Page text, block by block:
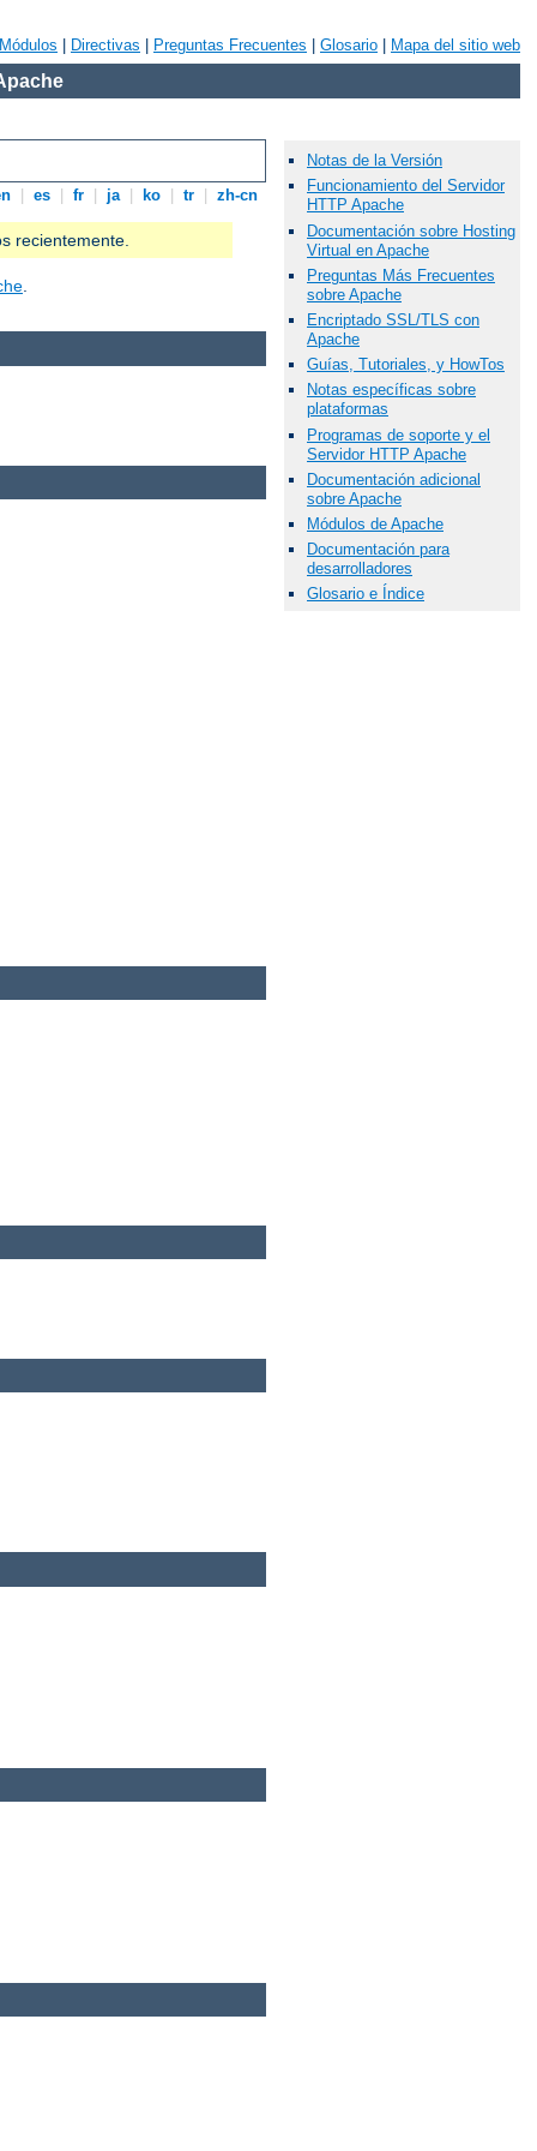
Módulos Directivas Preguntas Frecuentes Glosario Mapa del sitio web
es fr ja ko tr zh-cn
recientemente.
.
Notas de la Versión
Funcionamiento del Servidor
HTTP Apache
Documentación sobre Hosting
Virtual en Apache
Preguntas Más Frecuentes
sobre Apache
Encriptado SSL/TLS con
Apache
Guías, Tutoriales, y HowTos
Notas específicas sobre
plataformas
Programas de soporte y el
Servidor HTTP Apache
Documentación adicional
sobre Apache
Módulos de Apache
Documentación para
desarrolladores
Glosario e Índice